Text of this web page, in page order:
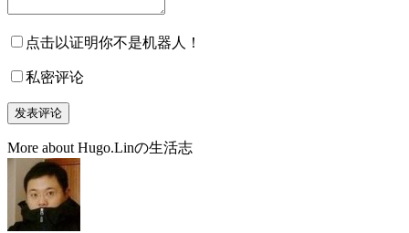
点击以证明你不是机器人！
私密评论
More about Hugo.Linの生活志